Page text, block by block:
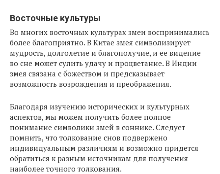
Восточные культуры
Во многих восточных культурах змеи воспринимались
более благоприятно. В Китае змея символизирует
мудрость, долголетие и благополучие, и ее видение
во сне может сулить удачу и процветание. В Индии
змея связана с божеством и предсказывает
возможность возрождения и преображения.
Благодаря изучению исторических и культурных
аспектов, мы можем получить более полное
понимание символики змей в соннике. Следует
помнить, что толкование снов подвержено
индивидуальным различиям и возможно придется
обратиться к разным источникам для получения
наиболее точного толкования.